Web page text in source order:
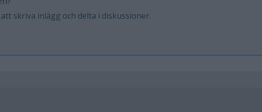
skriva inlägg och delta i diskussioner.